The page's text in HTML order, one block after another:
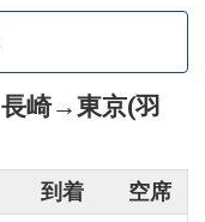
長崎→東京(羽
到着 空席